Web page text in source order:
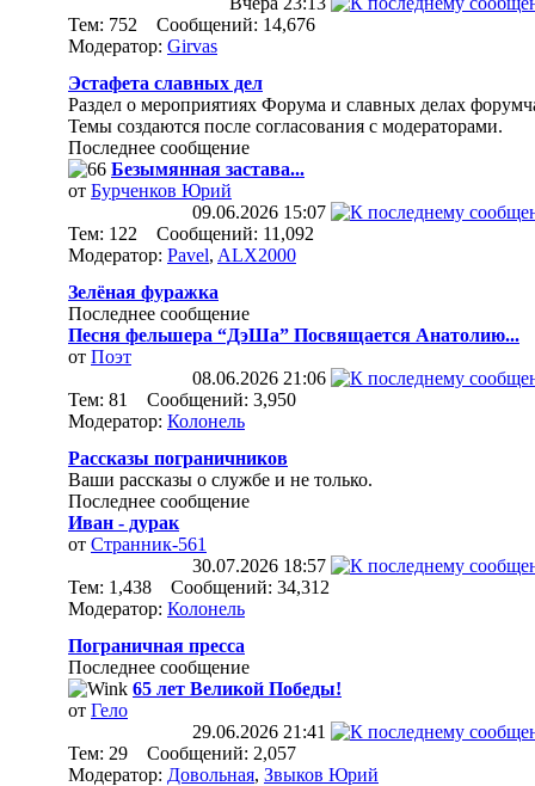
Тем: 752 Сообщений: 14,676
Модератор: Girvas
Эстафета славных дел
Раздел о мероприятиях Форума и славных делах
Темы создаются после согласования с модераторами.
Последнее сообщение
Безымянная застава...
от Бурченков Юрий
09.06.2026 15:07
Тем: 122 Сообщений: 11,092
Модератор: Pavel, ALX2000
Зелёная фуражка
Последнее сообщение
Песня фельшера “ДэШа” Посвящается Анатолию...
от Поэт
08.06.2026 21:06
Тем: 81 Сообщений: 3,950
Модератор: Колонель
Рассказы пограничников
Ваши рассказы о службе и не только.
Последнее сообщение
Иван - дурак
от Странник-561
30.07.2026 18:57
Тем: 1,438 Сообщений: 34,312
Модератор: Колонель
Пограничная пресса
Последнее сообщение
65 лет Великой Победы!
от Гело
29.06.2026 21:41
Тем: 29 Сообщений: 2,057
Модератор: Довольная, Звыков Юрий